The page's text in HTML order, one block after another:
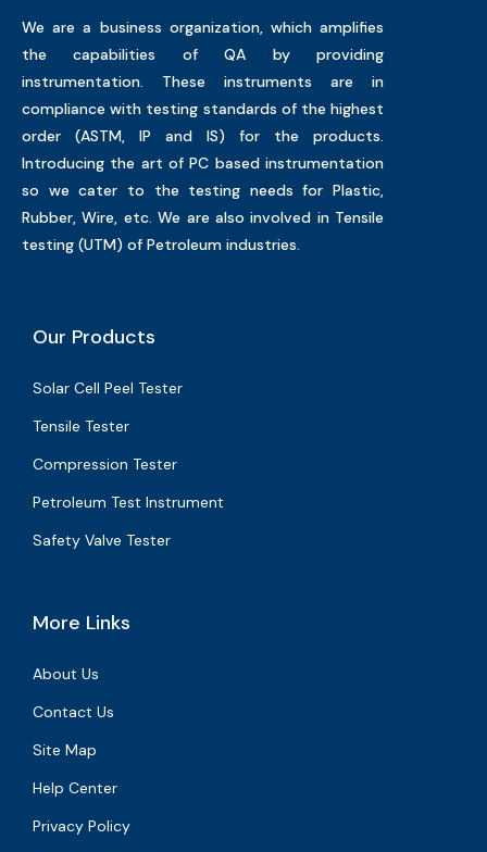
We are a business organization, which amplifies
the capabilities of QA by providing
instrumentation. These instruments are in
compliance with testing standards of the highest
order (ASTM, IP and IS) for the products.
Introducing the art of PC based instrumentation
so we cater to the testing needs for Plastic,
Rubber, Wire, etc. We are also involved in Tensile
testing (UTM) of Petroleum industries.
Our Products
Solar Cell Peel Tester
Tensile Tester
Compression Tester
Petroleum Test Instrument
Safety Valve Tester
More Links
About Us
Contact Us
Site Map
Help Center
Privacy Policy